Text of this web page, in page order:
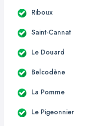
Riboux
Saint-Cannat
Le Douard
Belcodène
La Pomme
Le Pigeonnier